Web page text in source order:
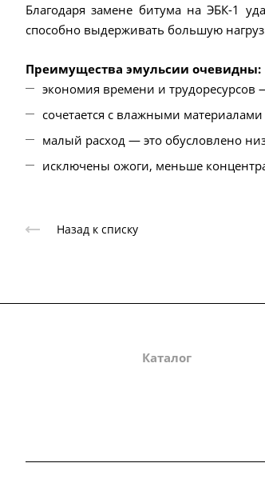
Благодаря замене битума на ЭБК-1
способно выдерживать большую
Преимущества эмульсии очевидны:
экономия времени и трудоресурсов
сочетается с влажными
малый расход — это обусловлено
исключены ожоги, меньше
Назад к списку
Каталог